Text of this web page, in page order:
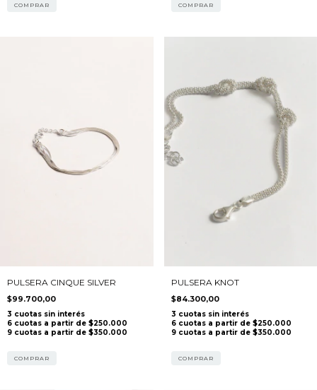
COMPRAR COMPRAR
PULSERA CINQUE SILVER
$99.700,00
COMPRAR
PULSERA KNOT
$84.300,00
COMPRAR